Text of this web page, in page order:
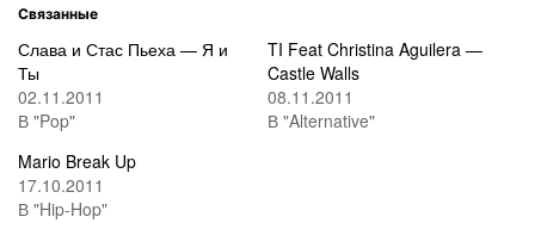
Связанные
Слава и Стас Пьеха — Я и
Ты
02.11.2011
В "Pop"
TI Feat Christina Aguilera —
Castle Walls
08.11.2011
В "Alternative"
Mario Break Up
17.10.2011
В "Hip-Hop"